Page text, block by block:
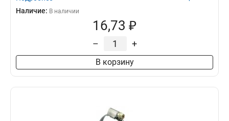
Наличие: В наличии
16,73 ₽
– +
В корзину